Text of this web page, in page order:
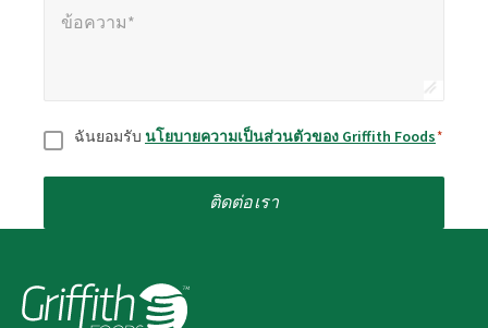
ข้อความ*
ยินยอม *
ฉันยอมรับ นโยบายความเป็นส่วนตัวของ Griffith Foods*
ติดต่อเรา